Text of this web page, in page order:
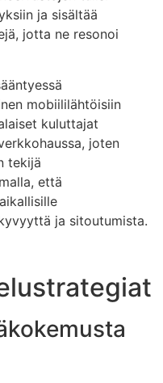
ja sisältää
jotta ne resonoi
mobiililähtöisiin
kuluttajat
joten
tekijä
että
ja sitoutumista.